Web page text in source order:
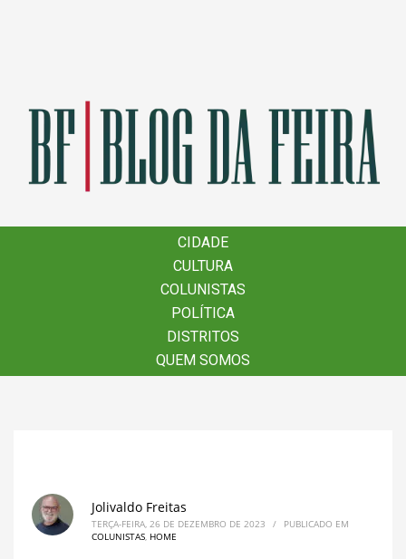
CIDADE
CULTURA
COLUNISTAS
POLÍTICA
DISTRITOS
QUEM SOMOS
CIDADE
CULTURA
COLUNISTAS
POLÍTICA
DISTRITOS
QUEM SOMOS
Jolivaldo Freitas
TERÇA-FEIRA, 26 DE DEZEMBRO DE 2023 /
PUBLICADO EM
COLUNISTAS, HOME